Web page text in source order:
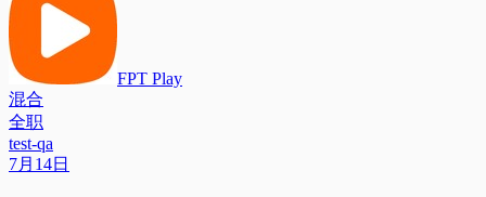
FPT Play
混合
全职
test-qa
7月14日